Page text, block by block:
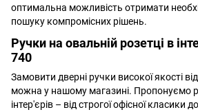
оптимальна можливість отримати
пошуку компромісних рішень.
Ручки на овальній розетці в
740
Замовити дверні ручки високої якості
можна у нашому магазині. Пропонуємо
інтер'єрів – від строгої офісної класики